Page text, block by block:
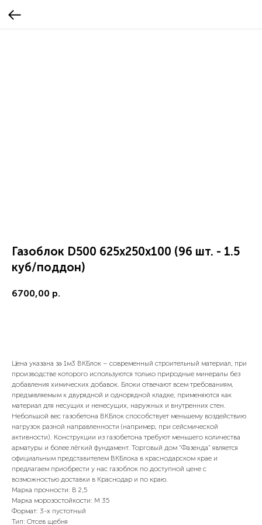
Газоблок D500 625x250x100 (96 шт. - 1.5
куб/поддон)
6700,00 р.
Цена указана за 1м3 ВКБлок – современный строительный материал, при
производстве которого используются только природные минералы без
добавления химических добавок. Блоки отвечают всем требованиям,
предъявляемым к двурядной и однорядной кладке, применяются как
материал для несущих и ненесущих, наружных и внутренних стен.
Небольшой вес газобетона ВКБлок способствует меньшему воздействию
нагрузок разной направленности (например, при сейсмической
активности). Конструкции из газобетона требуют меньшего количества
арматуры и более лёгкий фундамент. Торговый дом "Фазенда" является
официальным представителем ВКБлока в краснодарском крае и
предлагаем приобрести у нас газоблок по доступной цене с
возможностью доставки в Краснодар и по краю.
Марка прочности: В 2,5
Марка морозостойкости: М 35
Формат: 3-х пустотный
Тип: Отсев щебня